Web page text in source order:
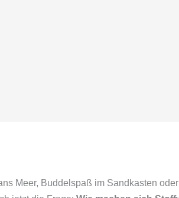
Meer, Buddelspaß im Sandkasten